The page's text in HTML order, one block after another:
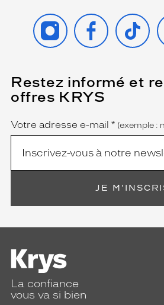
INSTAGRAMFACEBOOK
TIKTOK
Restez informé et
offres KRYS
Name
Votre adresse e-mail *
(Ce
champ
est
(exemple :
JE
La confiance
vous va si bien